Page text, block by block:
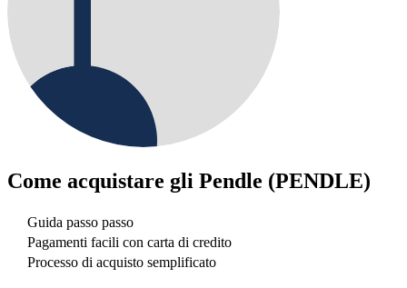
Come acquistare gli Pendle (PENDLE)
Guida passo passo
Pagamenti facili con carta di credito
Processo di acquisto semplificato